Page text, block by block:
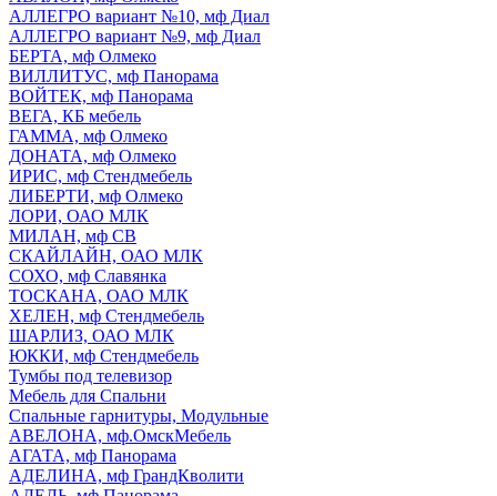
АЛЛЕГРО вариант №10, мф Диал
АЛЛЕГРО вариант №9, мф Диал
БЕРТА, мф Олмеко
ВИЛЛИТУС, мф Панорама
ВОЙТЕК, мф Панорама
ВЕГА, КБ мебель
ГАММА, мф Олмеко
ДОНАТА, мф Олмеко
ИРИС, мф Стендмебель
ЛИБЕРТИ, мф Олмеко
ЛОРИ, ОАО МЛК
МИЛАН, мф СВ
СКАЙЛАЙН, ОАО МЛК
СОХО, мф Славянка
ТОСКАНА, ОАО МЛК
ХЕЛЕН, мф Стендмебель
ШАРЛИЗ, ОАО МЛК
ЮККИ, мф Стендмебель
Тумбы под телевизор
Мебель для Спальни
Спальные гарнитуры, Модульные
АВЕЛОНА, мф.ОмскМебель
АГАТА, мф Панорама
АДЕЛИНА, мф ГрандКволити